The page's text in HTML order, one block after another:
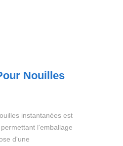
Nouilles
instantanées est
l'emballage
d'une